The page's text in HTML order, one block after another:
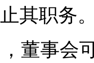
其职务
董事会